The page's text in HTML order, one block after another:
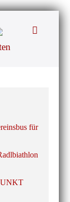
Suche-
für